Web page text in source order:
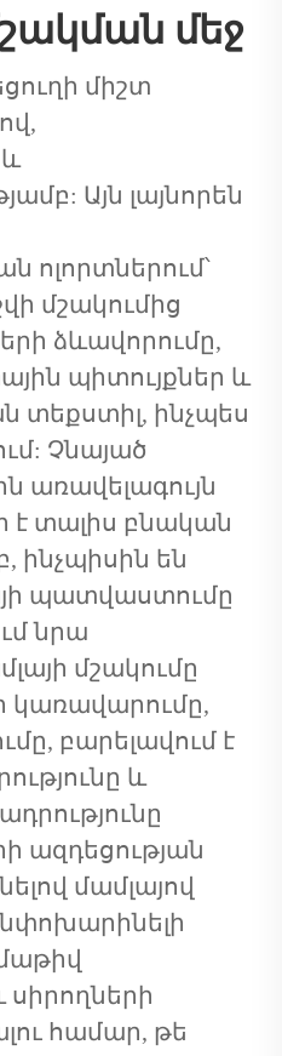
մեջ
միշտ
Այն լայնորեն
ոլորտներում՝
մշակումից
ձևավորումը,
պիտույքներ և
տեքստիլ, ինչպես
Չնայած
առավելագույն
է տալիս բնական
ինչպիսին են
պատվաստումը
նրա
մշակումը
կառավարումը,
բարելավում է
և
ազդեցության
մամլայով
համար, թե